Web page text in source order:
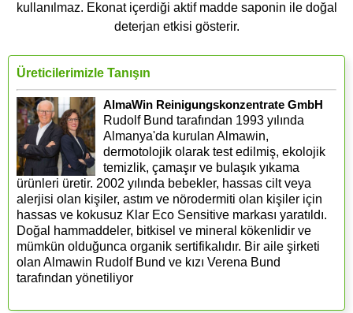
kullanılmaz. Ekonat içerdiği aktif madde saponin ile doğal
deterjan etkisi gösterir.
Üreticilerimizle Tanışın
AlmaWin Reinigungskonzentrate GmbH
Rudolf Bund tarafından 1993 yılında
Almanya'da kurulan Almawin,
dermotolojik olarak test edilmiş, ekolojik
temizlik, çamaşır ve bulaşık yıkama
ürünleri üretir. 2002 yılında bebekler, hassas cilt veya
alerjisi olan kişiler, astım ve nörodermiti olan kişiler için
hassas ve kokusuz Klar Eco Sensitive markası yaratıldı.
Doğal hammaddeler, bitkisel ve mineral kökenlidir ve
mümkün olduğunca organik sertifikalıdır. Bir aile şirketi
olan Almawin Rudolf Bund ve kızı Verena Bund
tarafından yönetiliyor